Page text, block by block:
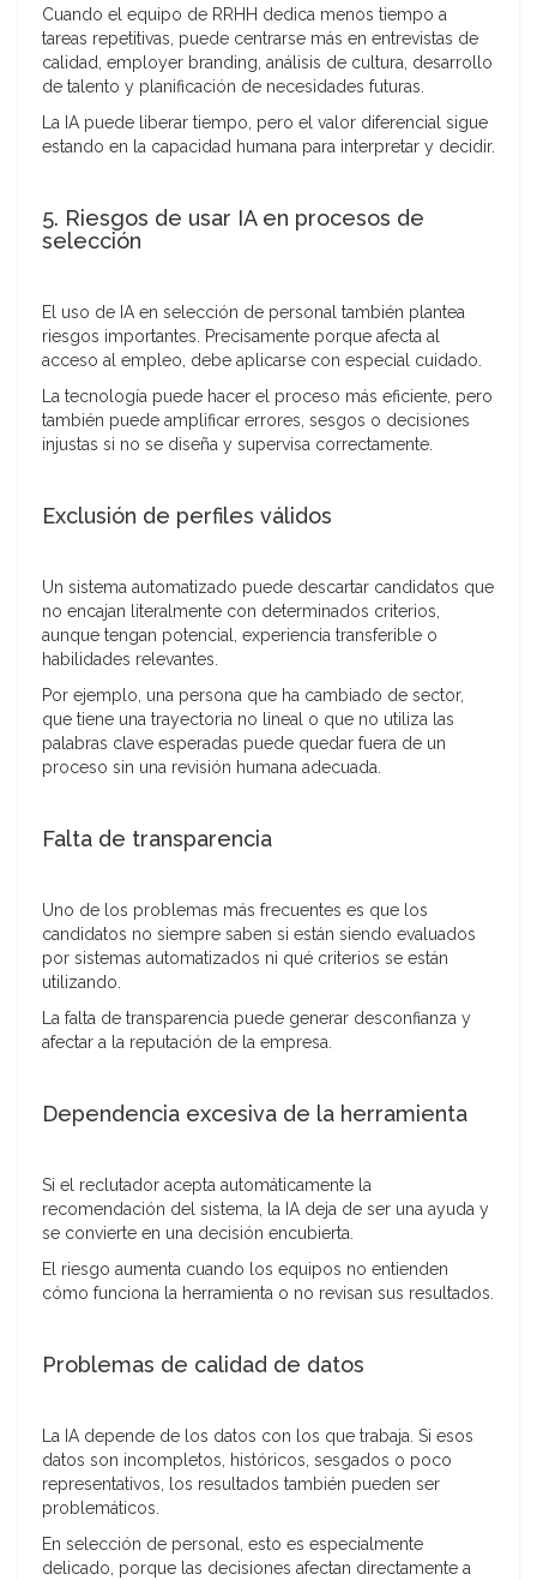
Cuando el equipo de RRHH dedica menos tiempo a
tareas repetitivas, puede centrarse más en entrevistas de
calidad, employer branding, análisis de cultura, desarrollo
de talento y planificación de necesidades futuras.
La IA puede liberar tiempo, pero el valor diferencial sigue
estando en la capacidad humana para interpretar y decidir.
5. Riesgos de usar IA en procesos de
selección
El uso de IA en selección de personal también plantea
riesgos importantes. Precisamente porque afecta al
acceso al empleo, debe aplicarse con especial cuidado.
La tecnología puede hacer el proceso más eficiente, pero
también puede amplificar errores, sesgos o decisiones
injustas si no se diseña y supervisa correctamente.
Exclusión de perfiles válidos
Un sistema automatizado puede descartar candidatos que
no encajan literalmente con determinados criterios,
aunque tengan potencial, experiencia transferible o
habilidades relevantes.
Por ejemplo, una persona que ha cambiado de sector,
que tiene una trayectoria no lineal o que no utiliza las
palabras clave esperadas puede quedar fuera de un
proceso sin una revisión humana adecuada.
Falta de transparencia
Uno de los problemas más frecuentes es que los
candidatos no siempre saben si están siendo evaluados
por sistemas automatizados ni qué criterios se están
utilizando.
La falta de transparencia puede generar desconfianza y
afectar a la reputación de la empresa.
Dependencia excesiva de la herramienta
Si el reclutador acepta automáticamente la
recomendación del sistema, la IA deja de ser una ayuda y
se convierte en una decisión encubierta.
El riesgo aumenta cuando los equipos no entienden
cómo funciona la herramienta o no revisan sus resultados.
Problemas de calidad de datos
La IA depende de los datos con los que trabaja. Si esos
datos son incompletos, históricos, sesgados o poco
representativos, los resultados también pueden ser
problemáticos.
En selección de personal, esto es especialmente
delicado, porque las decisiones afectan directamente a